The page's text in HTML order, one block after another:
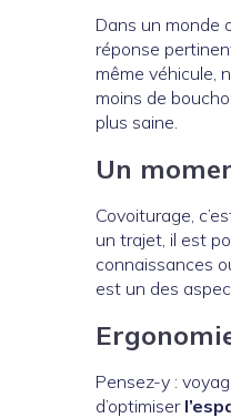
Dans un monde
réponse
même véhicule,
moins de
plus saine.
Un
Covoiturage,
un trajet, il est
connaissances
est un des
Pensez-y :
d’optimiser